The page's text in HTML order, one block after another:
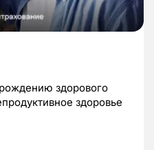
здорового
здоровье